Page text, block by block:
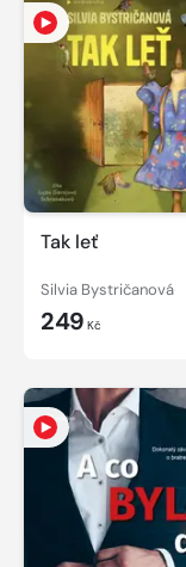
Tak leť
Silvia Bystričanová
249 Kč